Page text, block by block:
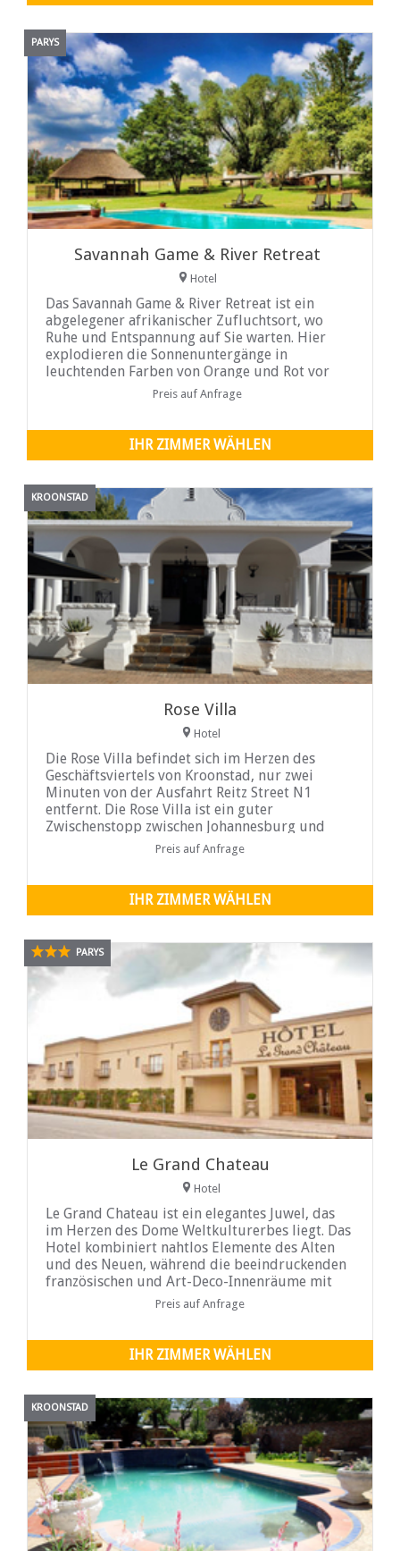
PARYS
Savannah Game & River Retreat
Hotel
Das Savannah Game & River Retreat ist ein
abgelegener afrikanischer Zufluchtsort, wo
Ruhe und Entspannung auf Sie warten. Hier
explodieren die Sonnenuntergänge in
leuchtenden Farben von Orange und Rot vor
den Bergen des Vredefort Dome, einem
Preis auf Anfrage
IHR ZIMMER WÄHLEN
KROONSTAD
Rose Villa
Hotel
Die Rose Villa befindet sich im Herzen des
Geschäftsviertels von Kroonstad, nur zwei
Minuten von der Ausfahrt Reitz Street N1
entfernt. Die Rose Villa ist ein guter
Zwischenstopp zwischen Johannesburg und
Bloemfontein, der auf halber Strecke liegt. In
der Umgebung können Sie Bierverkostungen,
Preis auf Anfrage
IHR ZIMMER WÄHLEN
PARYS
Le Grand Chateau
Hotel
Le Grand Chateau ist ein elegantes Juwel, das
im Herzen des Dome Weltkulturerbes liegt. Das
Hotel kombiniert nahtlos Elemente des Alten
und des Neuen, während die beeindruckenden
französischen und Art-Deco-Innenräume mit
Preis auf Anfrage
IHR ZIMMER WÄHLEN
KROONSTAD